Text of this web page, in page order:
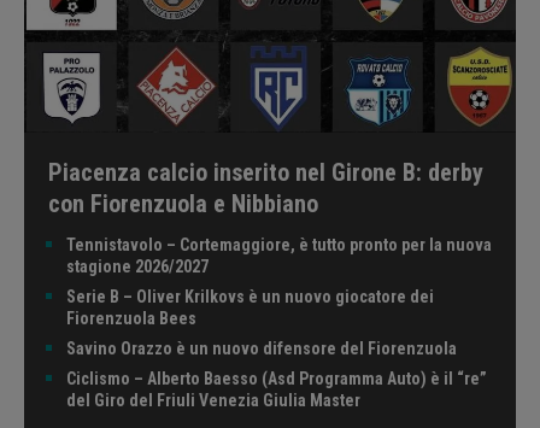
Piacenza calcio inserito nel Girone B: derby
con Fiorenzuola e Nibbiano
Tennistavolo – Cortemaggiore, è tutto pronto per la nuova
stagione 2026/2027
Serie B – Oliver Krilkovs è un nuovo giocatore dei
Fiorenzuola Bees
Savino Orazzo è un nuovo difensore del Fiorenzuola
Ciclismo – Alberto Baesso (Asd Programma Auto) è il “re”
del Giro del Friuli Venezia Giulia Master